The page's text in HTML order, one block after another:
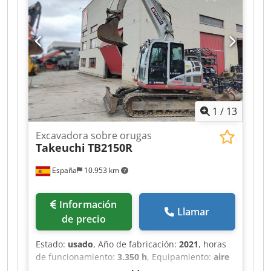
en puentes o carreteras, con menos costes
operativos, menos paradas y más comodidad.
Excavadora de segunda mano a la venta ideal
para excavación de terrenos, carga, elevación y
descarga materiales por la acción de la cuchara.
Precio de cazos: a consultar Anchura de la
oruga: 600 mm CE brazo monoblock Crsdpfxezi
Ecae Acijf enganche rápido hidráulico y engrase
centralizado
1 / 13
España 10.953 km
Excavadora sobre orugas
Takeuchi TB2150R
de precio
Llamar
Estado: usado, Año de fabricación: 2021, horas
de funcionamiento: 3.350 h, Equipamiento: aire